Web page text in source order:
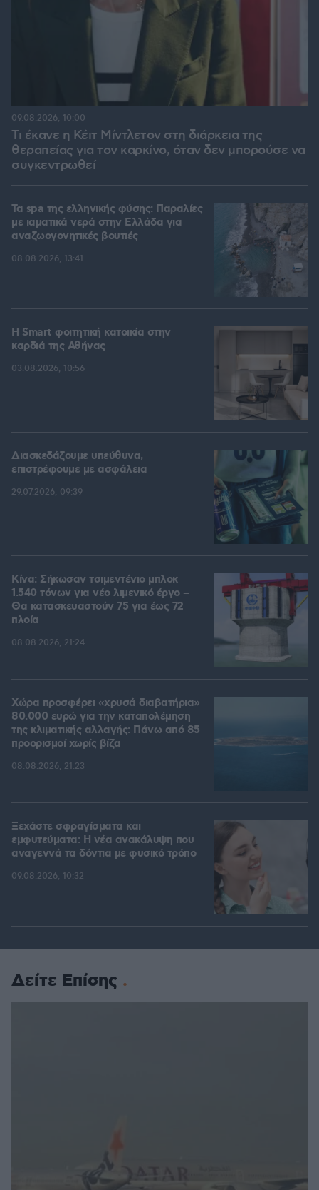
Τι έκανε η Κέιτ Μίντλετον στη διάρκεια της
θεραπείας για τον καρκίνο, όταν δεν μπορούσε να
συγκεντρωθεί
09.08.2026, 10:00
Τα spa της ελληνικής φύσης: Παραλίες
με ιαματικά νερά στην Ελλάδα για
αναζωογονητικές βουτιές
08.08.2026, 13:41
Η Smart φοιτητική κατοικία στην
καρδιά της Αθήνας
03.08.2026, 10:56
Διασκεδάζουμε υπεύθυνα,
επιστρέφουμε με ασφάλεια
29.07.2026, 09:39
Κίνα: Σήκωσαν τσιμεντένιο μπλοκ
1.540 τόνων για νέο λιμενικό έργο –
Θα κατασκευαστούν 75 για έως 72
πλοία
08.08.2026, 21:24
Χώρα προσφέρει «χρυσά διαβατήρια»
80.000 ευρώ για την καταπολέμηση
της κλιματικής αλλαγής: Πάνω από 85
προορισμοί χωρίς βίζα
08.08.2026, 21:23
Ξεχάστε σφραγίσματα και
εμφυτεύματα: Η νέα ανακάλυψη που
αναγεννά τα δόντια με φυσικό τρόπο
09.08.2026, 10:32
Δείτε Επίσης